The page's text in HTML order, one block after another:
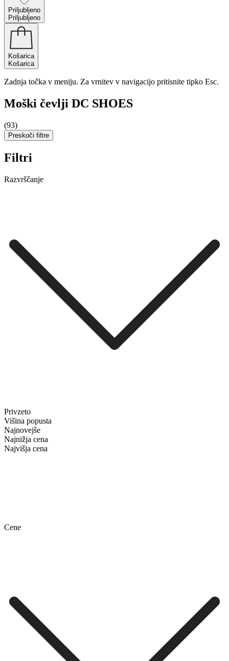
Priljubljeno
Priljubljeno
Košarica
Košarica
Zadnja točka v meniju. Za vrnitev v navigacijo pritisnite tipko Esc.
Moški čevlji DC SHOES
(93)
Preskoči filtre
Filtri
Razvrščanje
Privzeto
Višina popusta
Najnovejše
Najnižja cena
Najvišja cena
Cene